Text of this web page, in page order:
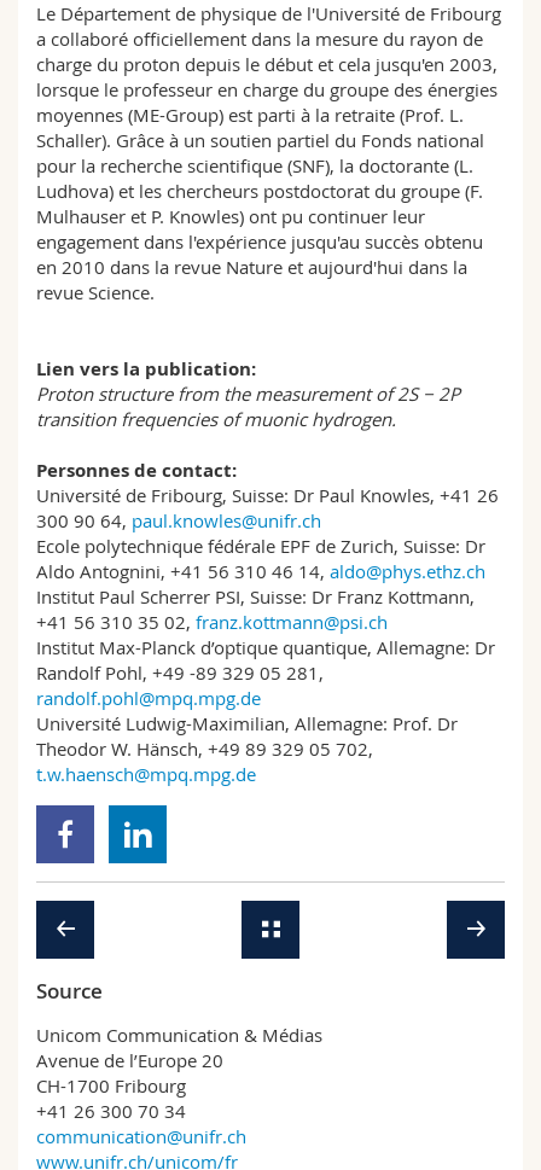
Le Département de physique de l'Université de Fribourg
a collaboré officiellement dans la mesure du rayon de
charge du proton depuis le début et cela jusqu'en 2003,
lorsque le professeur en charge du groupe des énergies
moyennes (ME-Group) est parti à la retraite (Prof. L.
Schaller). Grâce à un soutien partiel du Fonds national
pour la recherche scientifique (SNF), la doctorante (L.
Ludhova) et les chercheurs postdoctorat du groupe (F.
Mulhauser et P. Knowles) ont pu continuer leur
engagement dans l'expérience jusqu'au succès obtenu
en 2010 dans la revue Nature et aujourd'hui dans la
revue Science.
Lien vers la publication:
Proton structure from the measurement of 2S − 2P
transition frequencies of muonic hydrogen.
Personnes de contact:
Université de Fribourg, Suisse: Dr Paul Knowles, +41 26
300 90 64, paul.knowles@unifr.ch
Ecole polytechnique fédérale EPF de Zurich, Suisse: Dr
Aldo Antognini, +41 56 310 46 14, aldo@phys.ethz.ch
Institut Paul Scherrer PSI, Suisse: Dr Franz Kottmann,
+41 56 310 35 02, franz.kottmann@psi.ch
Institut Max-Planck d’optique quantique, Allemagne: Dr
Randolf Pohl, +49 -89 329 05 281,
randolf.pohl@mpq.mpg.de
Université Ludwig-Maximilian, Allemagne: Prof. Dr
Theodor W. Hänsch, +49 89 329 05 702,
t.w.haensch@mpq.mpg.de
Source
Unicom Communication & Médias
Avenue de l’Europe 20
CH-1700 Fribourg
+41 26 300 70 34
communication@unifr.ch
www.unifr.ch/unicom/fr